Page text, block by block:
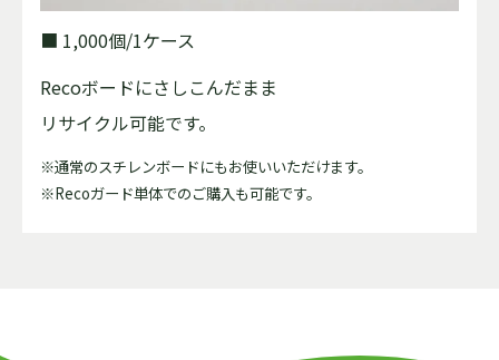
■ 1,000個/1ケース
Recoボードにさしこんだまま
リサイクル可能です。
※通常のスチレンボードにもお使いいただけます。
※Recoガード単体でのご購入も可能です。